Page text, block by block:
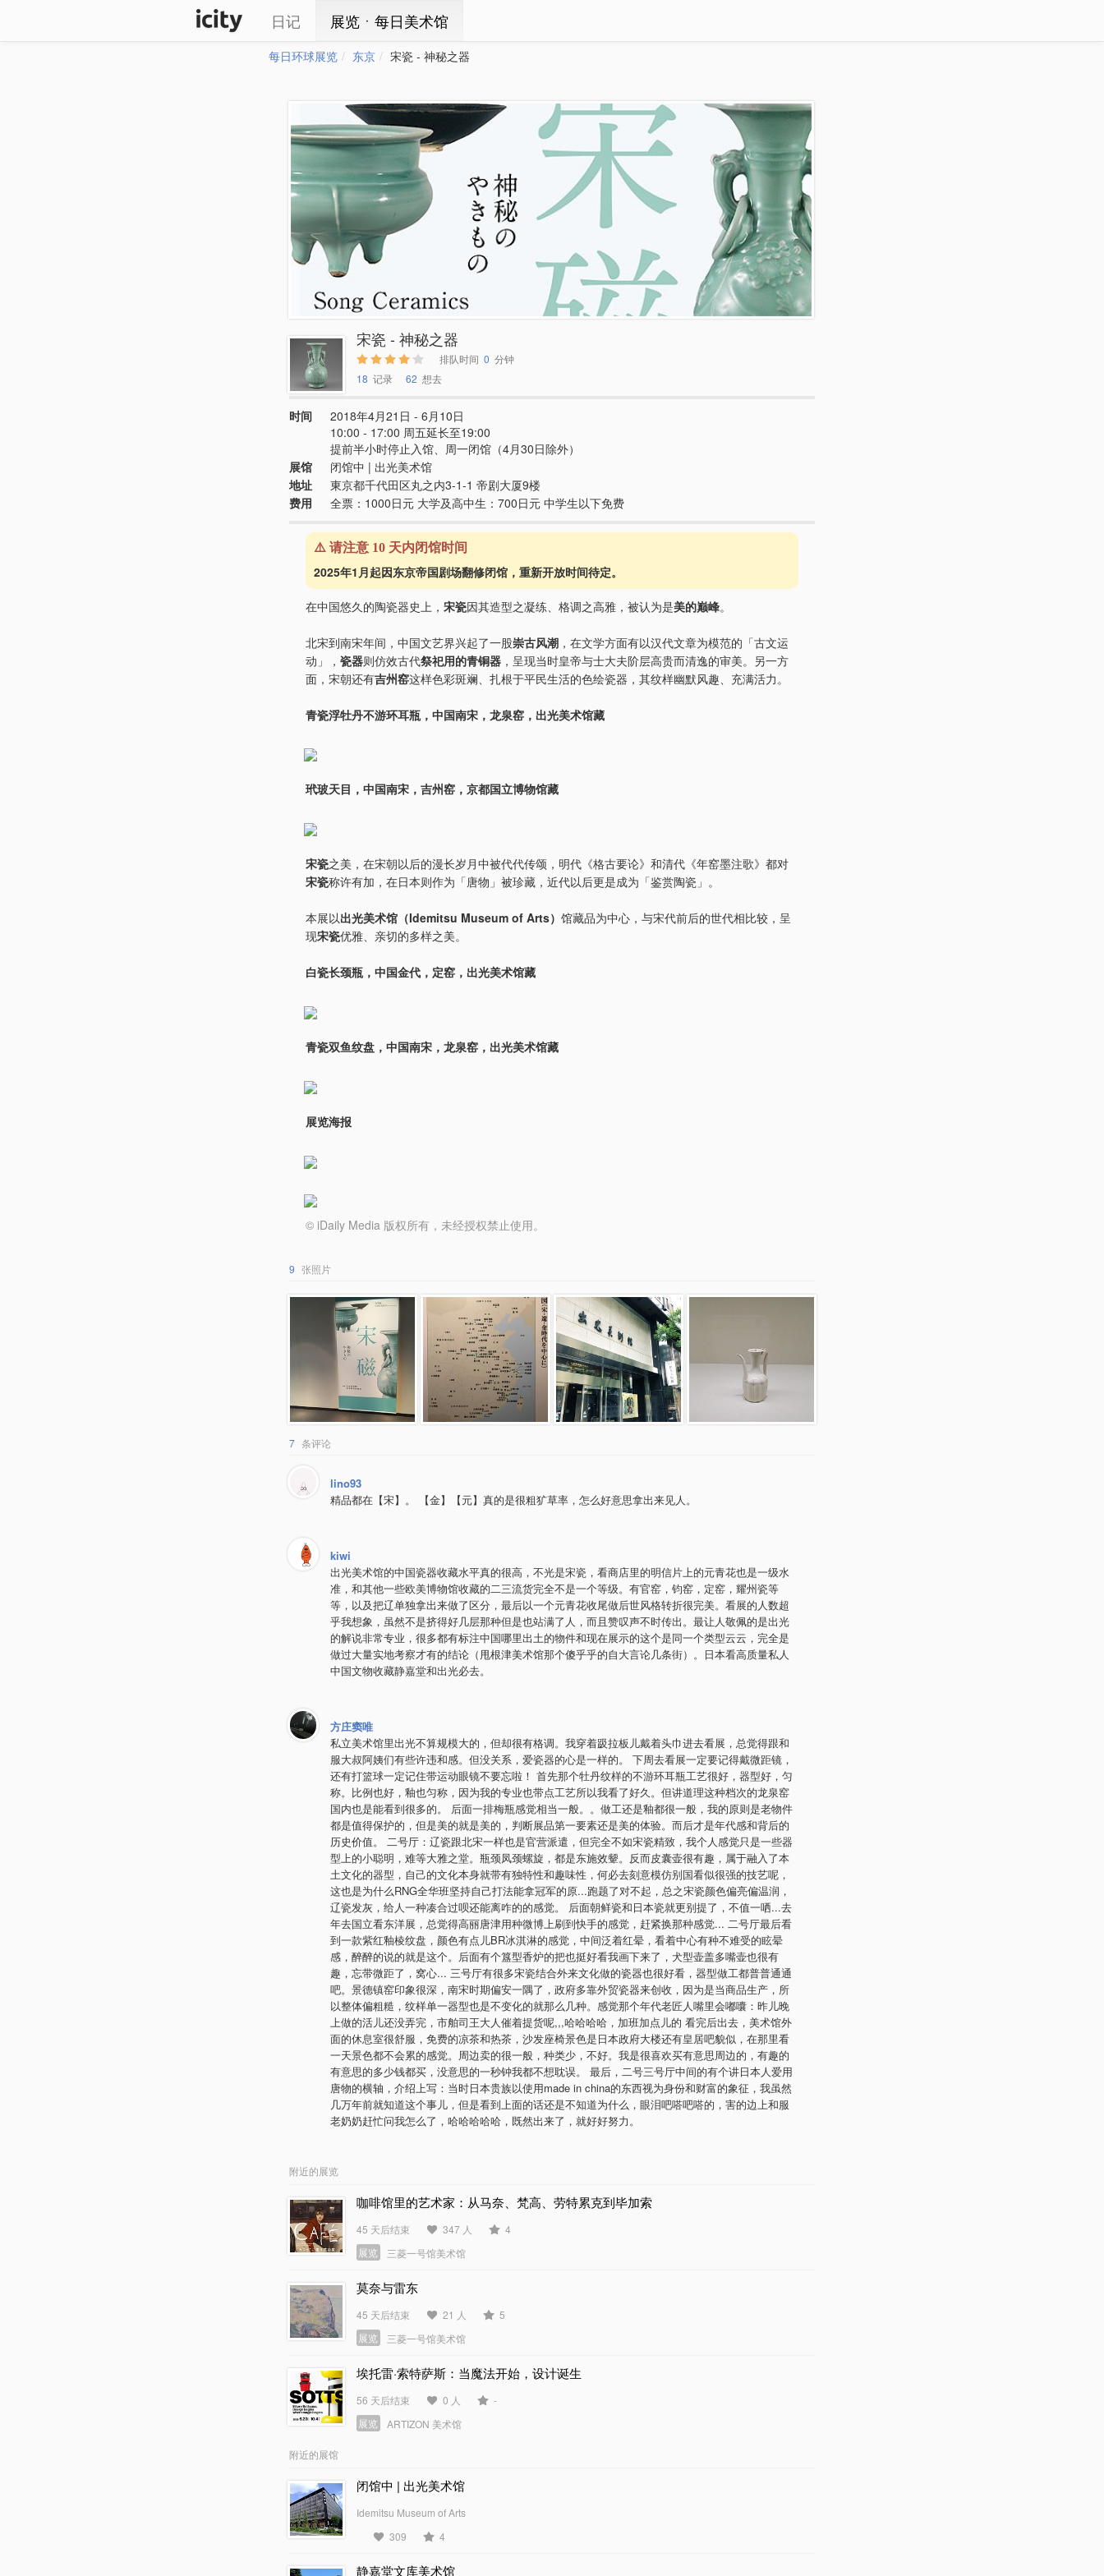
日记 展览ㆍ每日美术馆
每日环球展览 东京 宋瓷 - 神秘之器
宋瓷 - 神秘之器
排队时间 0 分钟
18 记录 62 想去
时间
2018年4月21日 - 6月10日
10:00 - 17:00 周五延长至19:00
提前半小时停止入馆、周一闭馆（4月30日除外）
展馆
闭馆中 | 出光美术馆
地址
東京都千代田区丸之内3-1-1 帝剧大厦9楼
费用
全票：1000日元 大学及高中生：700日元 中学生以下免费
⚠️ 请注意 10 天内闭馆时间
2025年1月起因东京帝国剧场翻修闭馆，重新开放时间待定。
在中国悠久的陶瓷器史上， 宋瓷因其造型之凝练、格调之高雅，被认为是美的巅峰。
北宋到南宋年间，中国文艺界兴起了一股崇古风潮 ，在文学方面有以汉代文章为模范的「古文运
动」， 瓷器则仿效古代祭祀用的青铜器 ，呈现当时皇帝与士大夫阶层高贵而清逸的审美。另一方
面，宋朝还有吉州窑这样色彩斑斓、扎根于平民生活的色绘瓷器，其纹样幽默风趣、充满活力。
青瓷浮牡丹不游环耳瓶，中国南宋，龙泉窑，出光美术馆藏
玳玻天目，中国南宋，吉州窑，京都国立博物馆藏
宋瓷之美，在宋朝以后的漫长岁月中被代代传颂，明代《格古要论》和清代《年窑墨注歌》都对
宋瓷称许有加，在日本则作为「唐物」被珍藏，近代以后更是成为「鉴赏陶瓷」。
本展以出光美术馆（Idemitsu Museum of Arts） 馆藏品为中心，与宋代前后的世代相比较，呈
现宋瓷优雅、亲切的多样之美。
白瓷长颈瓶，中国金代，定窑，出光美术馆藏
青瓷双鱼纹盘，中国南宋，龙泉窑，出光美术馆藏
展览海报
© iDaily Media 版权所有，未经授权禁止使用。
9 张照片
7 条评论
lino93
精品都在【宋】。 【金】【元】真的是很粗犷草率，怎么好意思拿出来见人。
kiwi
出光美术馆的中国瓷器收藏水平真的很高，不光是宋瓷，看商店里的明信片上的元青花也是一级水
准，和其他一些欧美博物馆收藏的二三流货完全不是一个等级。有官窑，钧窑，定窑，耀州瓷等
等，以及把辽单独拿出来做了区分，最后以一个元青花收尾做后世风格转折很完美。看展的人数超
乎我想象，虽然不是挤得好几层那种但是也站满了人，而且赞叹声不时传出。最让人敬佩的是出光
的解说非常专业，很多都有标注中国哪里出土的物件和现在展示的这个是同一个类型云云，完全是
做过大量实地考察才有的结论（甩根津美术馆那个傻乎乎的自大言论几条街）。日本看高质量私人
中国文物收藏静嘉堂和出光必去。
方庄窦唯
私立美术馆里出光不算规模大的，但却很有格调。我穿着趿拉板儿戴着头巾进去看展，总觉得跟和
服大叔阿姨们有些许违和感。但没关系，爱瓷器的心是一样的。 下周去看展一定要记得戴微距镜，
还有打篮球一定记住带运动眼镜不要忘啦！ 首先那个牡丹纹样的不游环耳瓶工艺很好，器型好，匀
称。比例也好，釉也匀称，因为我的专业也带点工艺所以我看了好久。但讲道理这种档次的龙泉窑
国内也是能看到很多的。 后面一排梅瓶感觉相当一般。。做工还是釉都很一般，我的原则是老物件
都是值得保护的，但是美的就是美的，判断展品第一要素还是美的体验。而后才是年代感和背后的
历史价值。 二号厅：辽瓷跟北宋一样也是官营派遣，但完全不如宋瓷精致，我个人感觉只是一些器
型上的小聪明，难等大雅之堂。瓶颈凤颈螺旋，都是东施效颦。反而皮囊壶很有趣，属于融入了本
土文化的器型，自己的文化本身就带有独特性和趣味性，何必去刻意模仿别国看似很强的技艺呢，
这也是为什么RNG全华班坚持自己打法能拿冠军的原...跑题了对不起，总之宋瓷颜色偏亮偏温润，
辽瓷发灰，给人一种凑合过呗还能离咋的的感觉。 后面朝鲜瓷和日本瓷就更别提了，不值一哂...去
年去国立看东洋展，总觉得高丽唐津用种微博上刷到快手的感觉，赶紧换那种感觉... 二号厅最后看
到一款紫红釉棱纹盘，颜色有点儿BR冰淇淋的感觉，中间泛着红晕，看着中心有种不难受的眩晕
感，醉醉的说的就是这个。后面有个簋型香炉的把也挺好看我画下来了，犬型壶盖多嘴壶也很有
趣，忘带微距了，窝心... 三号厅有很多宋瓷结合外来文化做的瓷器也很好看，器型做工都普普通通
吧。景德镇窑印象很深，南宋时期偏安一隅了，政府多靠外贸瓷器来创收，因为是当商品生产，所
以整体偏粗糙，纹样单一器型也是不变化的就那么几种。感觉那个年代老匠人嘴里会嘟囔：昨儿晚
上做的活儿还没弄完，市舶司王大人催着提货呢,,,哈哈哈哈，加班加点儿的 看完后出去，美术馆外
面的休息室很舒服，免费的凉茶和热茶，沙发座椅景色是日本政府大楼还有皇居吧貌似，在那里看
一天景色都不会累的感觉。周边卖的很一般，种类少，不好。我是很喜欢买有意思周边的，有趣的
有意思的多少钱都买，没意思的一秒钟我都不想耽误。 最后，二号三号厅中间的有个讲日本人爱用
唐物的横轴，介绍上写：当时日本贵族以使用made in china的东西视为身份和财富的象征，我虽然
几万年前就知道这个事儿，但是看到上面的话还是不知道为什么，眼泪吧嗒吧嗒的，害的边上和服
老奶奶赶忙问我怎么了，哈哈哈哈哈，既然出来了，就好好努力。
附近的展览
咖啡馆里的艺术家：从马奈、梵高、劳特累克到毕加索
45 天后结束 347 人
4
展览
三菱一号馆美术馆
莫奈与雷东
45 天后结束 21 人
5
展览
三菱一号馆美术馆
埃托雷·索特萨斯：当魔法开始，设计诞生
56 天后结束 0 人
-
展览
ARTIZON 美术馆
附近的展馆
闭馆中 | 出光美术馆
Idemitsu Museum of Arts
309
4
静嘉堂文库美术馆